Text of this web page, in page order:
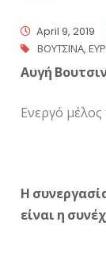
April 9, 2019
ΒΟΥΤΣΙΝΑ,
Αυγή
Ενεργό
Η
είναι η